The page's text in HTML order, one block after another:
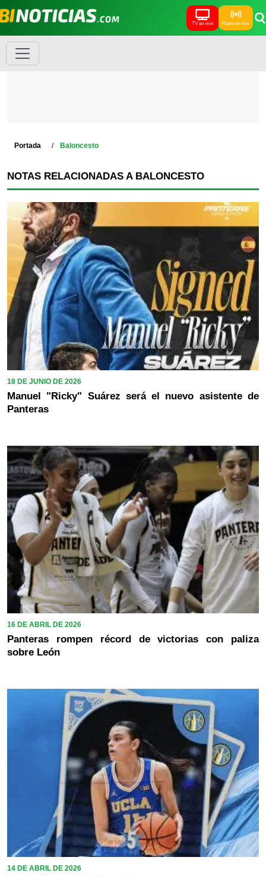
TV en vivo Radio en vivo
Portada Baloncesto
NOTAS RELACIONADAS A BALONCESTO
18 DE JUNIO DE 2026
Manuel "Ricky" Suárez será el nuevo asistente de
Panteras
16 DE ABRIL DE 2026
Panteras rompen récord de victorias con paliza
sobre León
14 DE ABRIL DE 2026